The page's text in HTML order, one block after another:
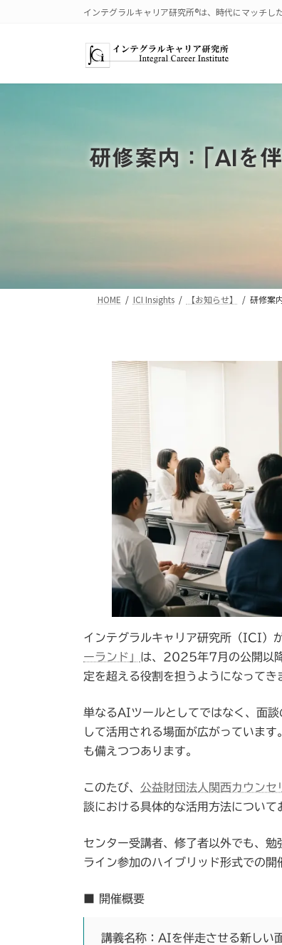
インテグラルキャリア研究所®は、時代にマッチし
研修案内：｢AIを
HOME ICI Insights 【お知らせ】 研修案
インテグラルキャリア研究所（ICI）
ーランド」 は、2025年7月の公開以
定を超える役割を担うようになってき
単なるAIツールとしてではなく、面
して活用される場面が広がっていま
も備えつつあります。
このたび、 公益財団法人関西カウンセ
談における具体的な活用方法について
センター受講者、修了者以外でも、
ライン参加のハイブリッド形式での開
■ 開催概要
講義名称：AIを伴走させる新しい